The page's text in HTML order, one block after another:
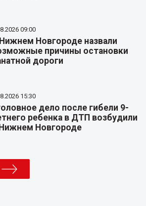
09:00
Новгороде назвали
причины остановки
дороги
15:30
дело после гибели 9-
ребенка в ДТП возбудили
Новгороде